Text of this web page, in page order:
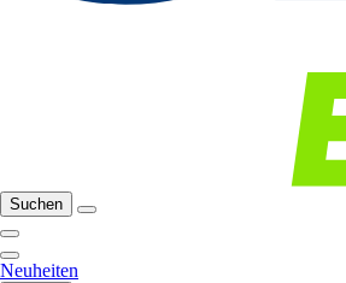
Suchen
Neuheiten